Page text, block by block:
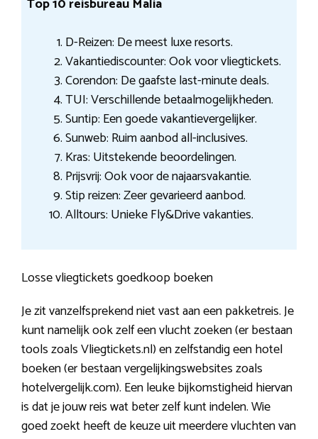
D-Reizen: De meest luxe resorts.
Vakantiediscounter: Ook voor vliegtickets.
Corendon: De gaafste last-minute deals.
TUI: Verschillende betaalmogelijkheden.
Suntip: Een goede vakantievergelijker.
Sunweb: Ruim aanbod all-inclusives.
Kras: Uitstekende beoordelingen.
Prijsvrij: Ook voor de najaarsvakantie.
Stip reizen: Zeer gevarieerd aanbod.
Alltours: Unieke Fly&Drive vakanties.
Losse vliegtickets goedkoop boeken
Je zit vanzelfsprekend niet vast aan een pakketreis. Je
kunt namelijk ook zelf een vlucht zoeken (er bestaan
tools zoals Vliegtickets.nl) en zelfstandig een hotel
boeken (er bestaan vergelijkingswebsites zoals
hotelvergelijk.com). Een leuke bijkomstigheid hiervan
is dat je jouw reis wat beter zelf kunt indelen. Wie
goed zoekt heeft de keuze uit meerdere vluchten van